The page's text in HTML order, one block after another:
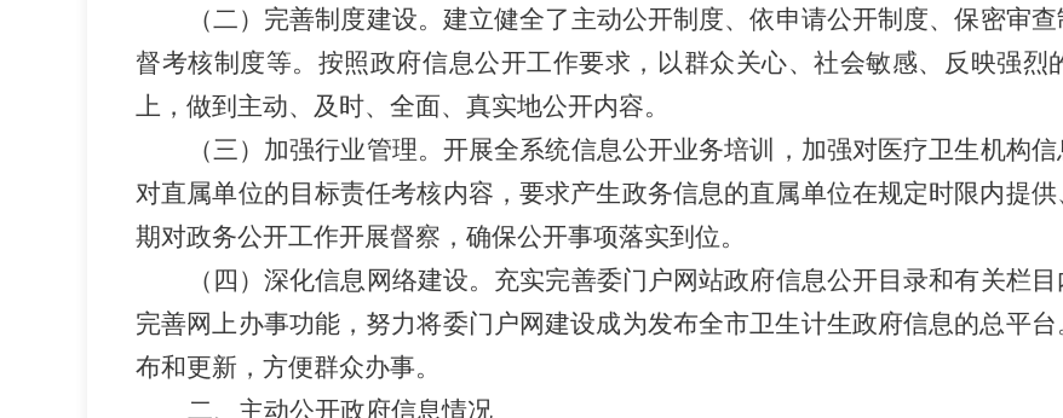
（二）完善制度建设。建立健全了主动公开制度、依申请公开制度、保密审
督考核制度等。按照政府信息公开工作要求，以群众关心、社会敏感、反映强
上，做到主动、及时、全面、真实地公开内容。
（三）加强行业管理。开展全系统信息公开业务培训，加强对医疗卫生机构
对直属单位的目标责任考核内容，要求产生政务信息的直属单位在规定时限内提
期对政务公开工作开展督察，确保公开事项落实到位。
（四）深化信息网络建设。充实完善委门户网站政府信息公开目录和有关栏
完善网上办事功能，努力将委门户网建设成为发布全市卫生计生政府信息的总平
布和更新，方便群众办事。
二、主动公开政府信息情况